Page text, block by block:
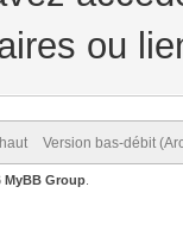
ou
Version bas-débit
MyBB Group